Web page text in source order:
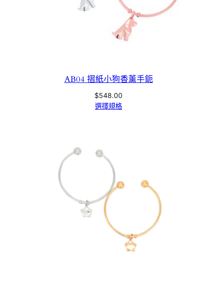
AB04 摺紙小狗香薰手鈪
$548.00
選擇規格